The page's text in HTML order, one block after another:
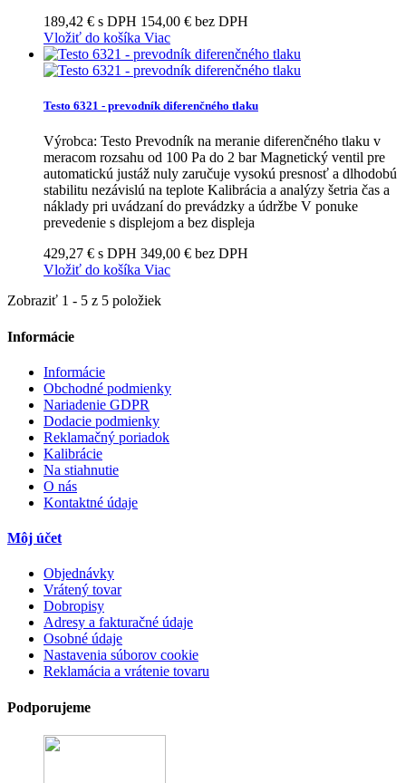
189,42 € s DPH 154,00 € bez DPH
Vložiť do košíka Viac
Testo 6321 - prevodník diferenčného tlaku
Výrobca: Testo Prevodník na meranie diferenčného tlaku v
meracom rozsahu od 100 Pa do 2 bar Magnetický ventil pre
automatickú justáž nuly zaručuje vysokú presnosť a dlhodobú
stabilitu nezávislú na teplote Kalibrácia a analýzy šetria čas a
náklady pri uvádzaní do prevádzky a údržbe V ponuke
prevedenie s displejom a bez displeja
429,27 € s DPH 349,00 € bez DPH
Vložiť do košíka Viac
Zobraziť 1 - 5 z 5 položiek
Informácie
Informácie
Obchodné podmienky
Nariadenie GDPR
Dodacie podmienky
Reklamačný poriadok
Kalibrácie
Na stiahnutie
O nás
Kontaktné údaje
Môj účet
Objednávky
Vrátený tovar
Dobropisy
Adresy a fakturačné údaje
Osobné údaje
Nastavenia súborov cookie
Reklamácia a vrátenie tovaru
Podporujeme